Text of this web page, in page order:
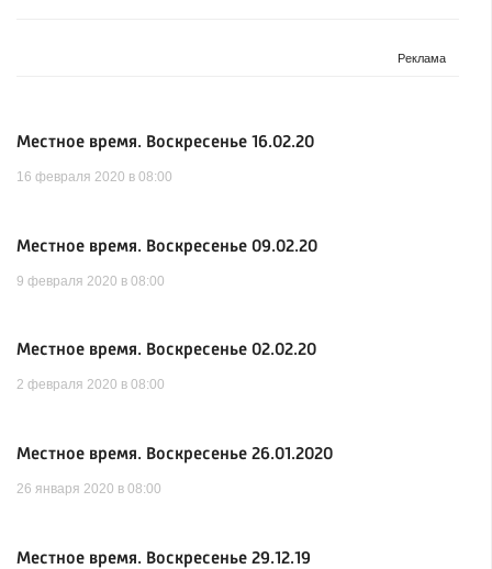
Местное время. Воскресенье 16.02.20
16 февраля 2020 в 08:00
Местное время. Воскресенье 09.02.20
9 февраля 2020 в 08:00
Местное время. Воскресенье 02.02.20
2 февраля 2020 в 08:00
Местное время. Воскресенье 26.01.2020
26 января 2020 в 08:00
Местное время. Воскресенье 29.12.19